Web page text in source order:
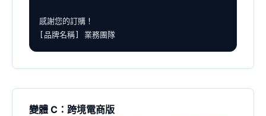
感謝您的訂購！
[品牌名稱] 業務團隊
變體 C：跨境電商版